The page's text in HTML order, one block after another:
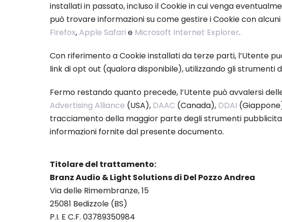
installati in passato, incluso il Cookie in cui venga
può trovare informazioni su come gestire i Cookie con
Firefox,Apple Safari e Microsoft Internet Explorer.
Con riferimento a Cookie installati da terze parti, l’Utente
link di opt out (qualora disponibile), utilizzando gli
Fermo restando quanto precede, l’Utente può avvalersi
Advertising Alliance (USA), DAAC (Canada), DDAI
tracciamento della maggior parte degli strumenti
informazioni fornite dal presente documento.
Titolare del trattamento:
Branz Audio & Light Solutions di Del Pozzo Andrea
Via delle Rimembranze, 15
25081 Bedizzole (BS)
P.I. E C.F. 03789350984